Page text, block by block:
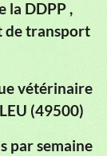
la DDPP ,
de transport
vétérinaire
(49500)
par semaine